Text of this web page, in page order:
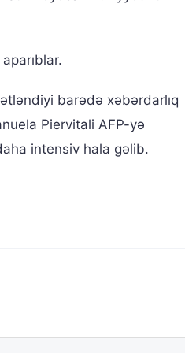
barədə xəbərdarlıq
Piervitali AFP-yə
intensiv hala gəlib.